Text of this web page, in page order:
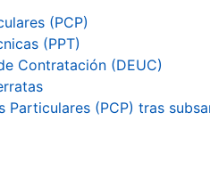
(PCP)
(PPT)
Contratación (DEUC)
Particulares (PCP) tras